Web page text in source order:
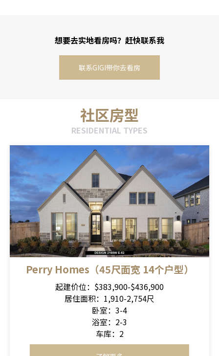
想要去实地看房吗？赶快联系我
联系GIGI带你去看房
社区房型
RESIDENTIAL TYPES
Perry Homes（45尺面宽 14个户型）
起建价位：$383,900-$436,900
居住面积：1,910-2,754尺
卧室：3-4
浴室：2-3
车库：2